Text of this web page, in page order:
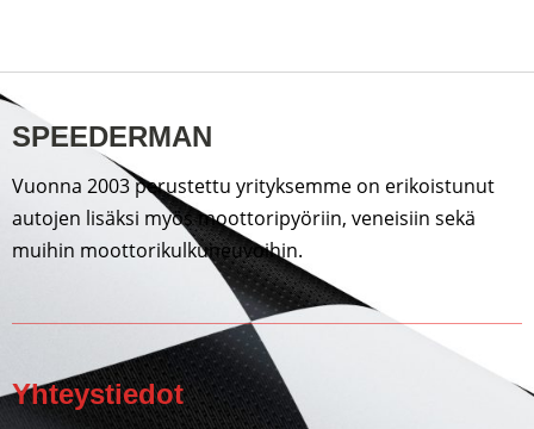
SPEEDERMAN
Vuonna 2003 perustettu yrityksemme on erikoistunut
autojen lisäksi myös moottoripyöriin, veneisiin sekä
muihin moottorikulkuneuvoihin.
Yhteystiedot